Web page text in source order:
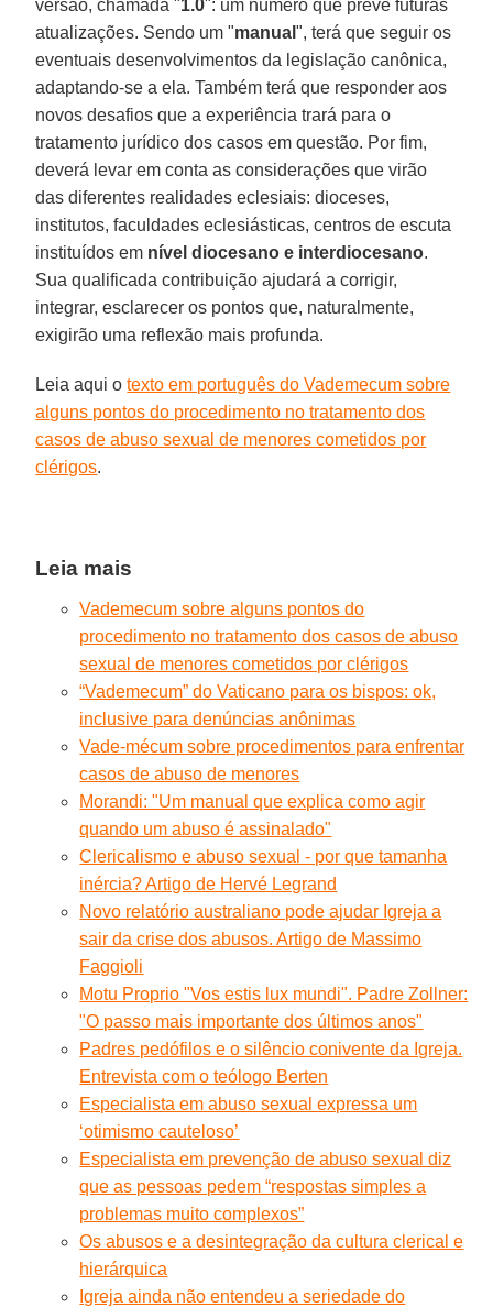
versão, chamada "1.0": um número que prevê futuras
atualizações. Sendo um "manual", terá que seguir os
eventuais desenvolvimentos da legislação canônica,
adaptando-se a ela. Também terá que responder aos
novos desafios que a experiência trará para o
tratamento jurídico dos casos em questão. Por fim,
deverá levar em conta as considerações que virão
das diferentes realidades eclesiais: dioceses,
institutos, faculdades eclesiásticas, centros de escuta
instituídos em nível diocesano e interdiocesano.
Sua qualificada contribuição ajudará a corrigir,
integrar, esclarecer os pontos que, naturalmente,
exigirão uma reflexão mais profunda.
Leia aqui otexto em português do Vademecum sobre
alguns pontos do procedimento no tratamento dos
casos de abuso sexual de menores cometidos por
clérigos.
Leia mais
Vademecum sobre alguns pontos do
procedimento no tratamento dos casos de abuso
sexual de menores cometidos por clérigos
“Vademecum” do Vaticano para os bispos: ok,
inclusive para denúncias anônimas
Vade-mécum sobre procedimentos para enfrentar
casos de abuso de menores
Morandi: "Um manual que explica como agir
quando um abuso é assinalado"
Clericalismo e abuso sexual - por que tamanha
inércia? Artigo de Hervé Legrand
Novo relatório australiano pode ajudar Igreja a
sair da crise dos abusos. Artigo de Massimo
Faggioli
Motu Proprio "Vos estis lux mundi". Padre Zollner:
"O passo mais importante dos últimos anos"
Padres pedófilos e o silêncio conivente da Igreja.
Entrevista com o teólogo Berten
Especialista em abuso sexual expressa um
‘otimismo cauteloso’
Especialista em prevenção de abuso sexual diz
que as pessoas pedem “respostas simples a
problemas muito complexos”
Os abusos e a desintegração da cultura clerical e
hierárquica
Igreja ainda não entendeu a seriedade do